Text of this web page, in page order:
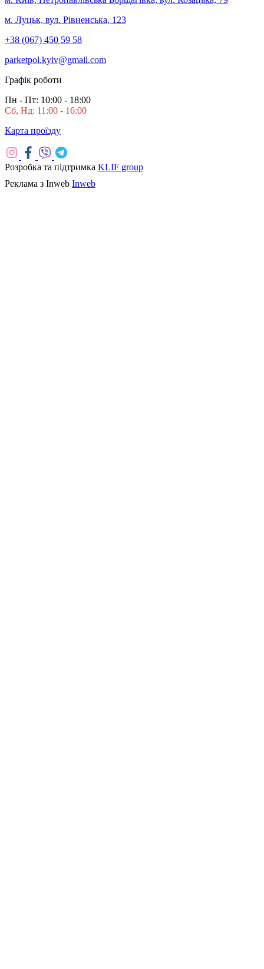
м. Луцьк, вул. Рівненська, 123
+38 (067) 450 59 58
parketpol.kyiv@gmail.com
Графік роботи
Пн - Пт: 10:00 - 18:00
Сб, Нд: 11:00 - 16:00
Карта проїзду
Розробка та підтримка KLIF group
Реклама з Inweb Inweb